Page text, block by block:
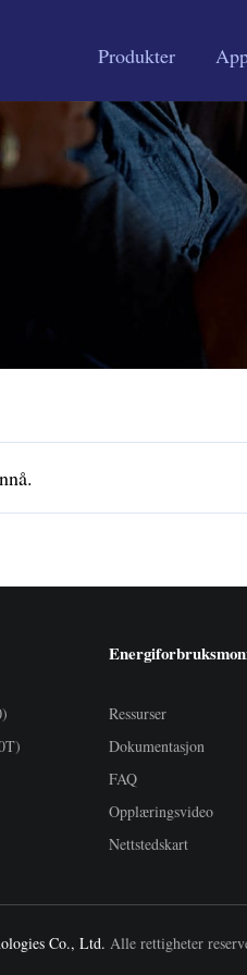
Produkter
Ressurser
Dokumentasjon
FAQ
Opplæringsvideo
Nettstedskart
Co., Ltd. Alle rettigheter